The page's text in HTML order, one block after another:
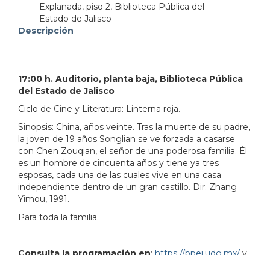
Explanada, piso 2, Biblioteca Pública del
Estado de Jalisco
Descripción
17:00 h. Auditorio, planta baja, Biblioteca Pública
del Estado de Jalisco
Ciclo de Cine y Literatura: Linterna roja.
Sinopsis: China, años veinte. Tras la muerte de su padre,
la joven de 19 años Songlian se ve forzada a casarse
con Chen Zouqian, el señor de una poderosa familia. Él
es un hombre de cincuenta años y tiene ya tres
esposas, cada una de las cuales vive en una casa
independiente dentro de un gran castillo. Dir. Zhang
Yimou, 1991.
Para toda la familia.